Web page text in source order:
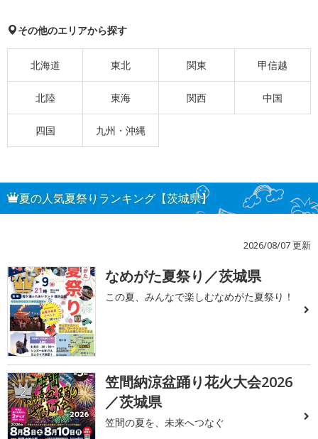
その他のエリアから探す
北海道 東北 関東 甲信越
北陸 東海 関西 中国
四国 九州・沖縄
夏の人気夏祭りランキング【茨城県】
2026/08/07 更新
1 なめがた夏祭り／茨城県
この夏、みんなで楽しむなめがた夏祭り！
2
笠間納涼盆踊り花火大会2026
／茨城県
笠間の夏を、未来へつなぐ